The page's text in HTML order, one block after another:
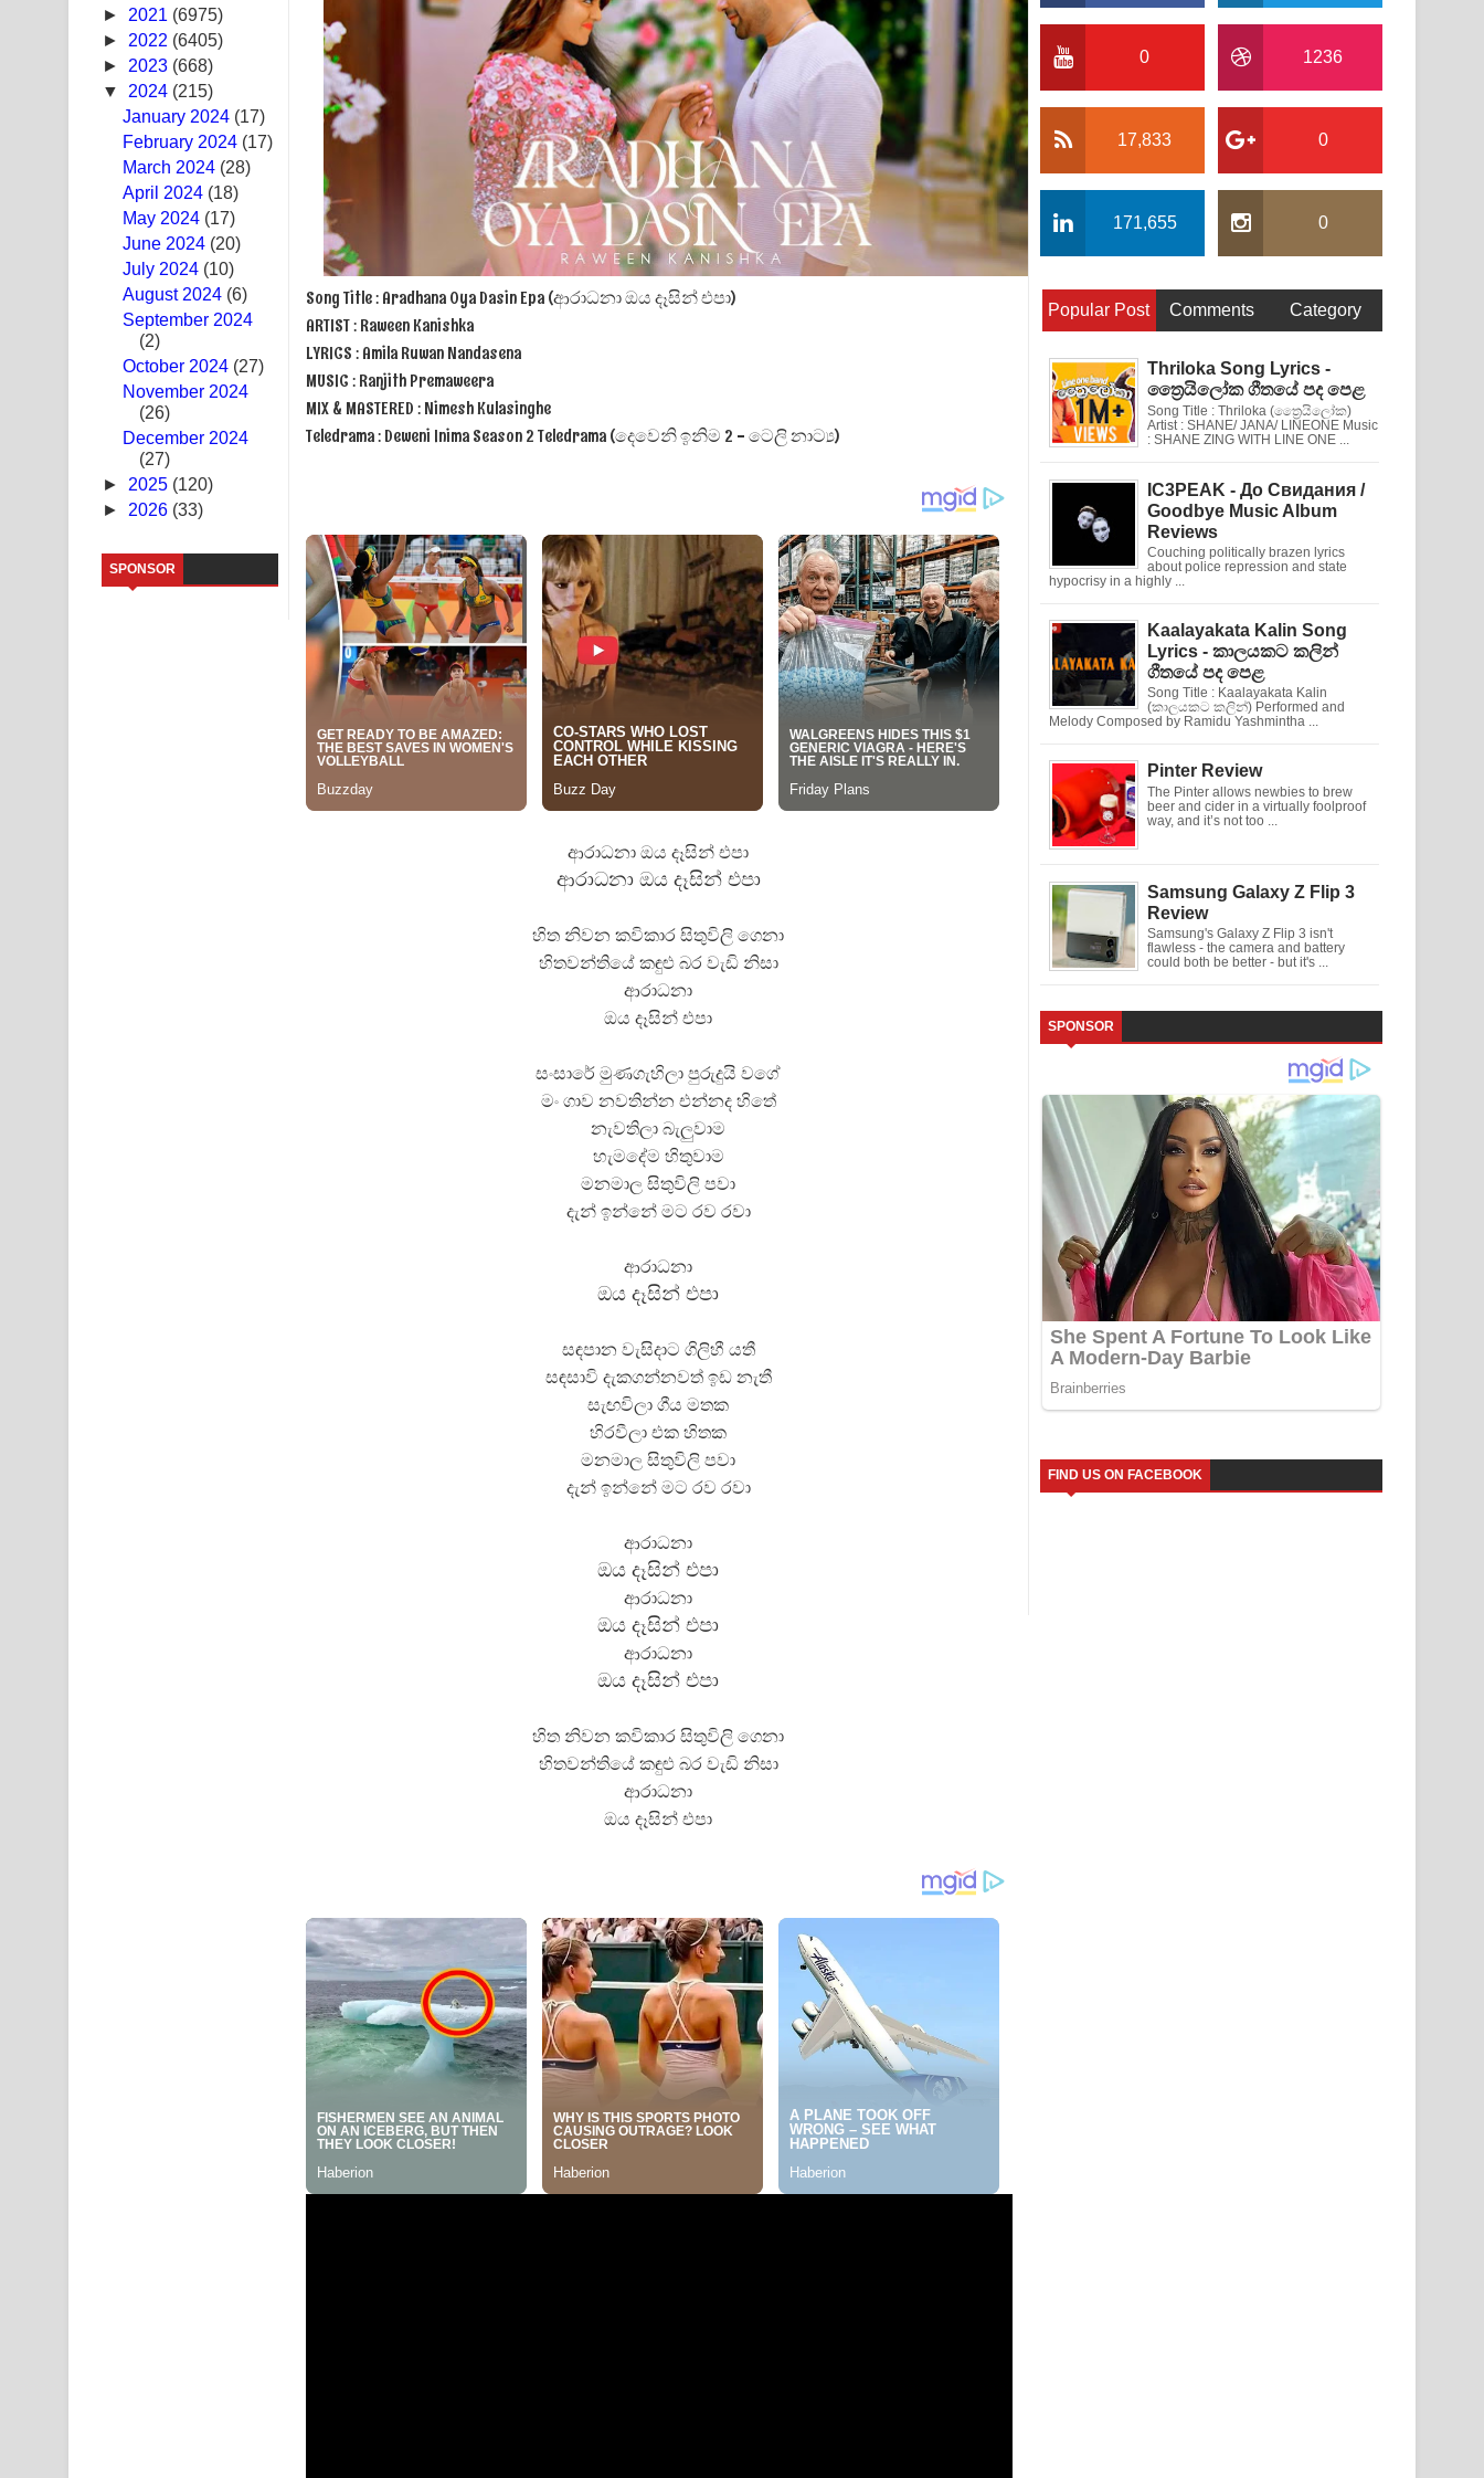
Ras Balan Song Lyrics - රැස් බලන් ගීතයේ පද පෙළ
Hoda sihiyen Song Lyrics - හොද සිහියෙන් ගීතයේ පද පෙළ
Awanken Song Lyrics - අවංකෙන් ගීතයේ පද පෙළ
Pa Sina Song Lyrics - පෑ සිනා ගීතයේ පද පෙළ
Pemwanthiye Song Lyrics - පෙම්වන්තියේ ගීතයේ පද පෙළ
Manobhawa Song Lyrics - මනෝභව ගීතයේ පද පෙළ
Akahe Indala Song Lyrics - ආකාහේ ඉඳලා ගීතයේ පද පෙළ
Raawaya Song Lyrics - රාවය ගීතයේ පද පෙළ
Saddeta Denna Song Lyrics - සද්දෙට දෙන්න ගීතයේ පද පෙළ
Kaalaya Song Lyrics - කාලය ගීතයේ පද පෙළ
Aramuna Song Lyrics - අරමුණ ගීතයේ පද පෙළ
Sandata Duka Hithila Song Lyrics - සඳට දුක හිතිලා ගීතයේ පද පෙළ
Sihina Song Lyrics - සිහින ගීතයේ පද පෙළ
Father Song Lyrics - ෆාදර් ගීතයේ පද පෙළ
Dannawada Mawa Song Lyrics - දන්නවාද මාව ගීතයේ පද පෙළ
Ahimi Wimai Himi Song Lyrics - අහිමි විමයි හිමි ගීතයේ පද පෙළ
Mathaka Parana Song Lyrics - මතක පාරනා ගීතයේ පද පෙළ
► 2021 (6975)
► 2022 (6405)
► 2023 (668)
▼ 2024 (215)
January 2024 (17)
February 2024 (17)
March 2024 (28)
April 2024 (18)
May 2024 (17)
June 2024 (20)
July 2024 (10)
August 2024 (6)
September 2024
(2)
October 2024 (27)
November 2024
(26)
December 2024
(27)
► 2025 (120)
► 2026 (33)
SPONSOR
Song Title : Aradhana Oya Dasin Epa (ආරාධනා ඔය දෑසින් එපා)
ARTIST : Raween Kanishka
LYRICS : Amila Ruwan Nandasena
MUSIC : Ranjith Premaweera
MIX & MASTERED : Nimesh Kulasinghe
Teledrama : Deweni Inima Season 2 Teledrama (දෙවෙනි ඉනිම 2 - ටෙලි නාට්‍ය)
ආරාධනා ඔය දෑසින් එපා
ආරාධනා ඔය දෑසින් එපා
හිත නිවන කවිකාර සිතුවිලි ගෙනා
හිතවන්තියේ කඳුළු බර වැඩි නිසා
ආරාධනා
ඔය දෑසින් එපා
සංසාරේ මුණගැහිලා පුරුදුයි වගේ
මං ගාව නවතින්න එන්නද හිතේ
නැවතිලා බැලුවාම
හැමදේම හිතුවාම
මනමාල සිතුවිලි පවා
දැන් ඉන්නේ මට රව රවා
ආරාධනා
ඔය දෑසින් එපා
සඳපාන වැසිදාට ගිලිහී යතී
සඳසාවි දැකගන්නවත් ඉඩ නැතී
සැඟවිලා ගීය මතක
හිරවීලා එක හිතක
මනමාල සිතුවිලි පවා
දැන් ඉන්නේ මට රව රවා
ආරාධනා
ඔය දෑසින් එපා
ආරාධනා
ඔය දෑසින් එපා
ආරාධනා
ඔය දෑසින් එපා
හිත නිවන කවිකාර සිතුවිලි ගෙනා
හිතවන්තියේ කඳුළු බර වැඩි නිසා
ආරාධනා
ඔය දෑසින් එපා
0 1236
17,833 0
171,655 0
Popular Post Comments Category
Thriloka Song Lyrics -
ත්‍රෛයිලෝක ගීතයේ පද පෙළ
Song Title : Thriloka (ත්‍රෛයිලෝක)
Artist : SHANE/ JANA/ LINEONE Music
: SHANE ZING WITH LINE ONE ...
IC3PEAK - До Свидания /
Goodbye Music Album
Reviews
Couching politically brazen lyrics
about police repression and state
hypocrisy in a highly ...
Kaalayakata Kalin Song
Lyrics - කාලයකට කලින්
ගීතයේ පද පෙළ
Song Title : Kaalayakata Kalin
(කාලයකට කලින්) Performed and
Melody Composed by Ramidu Yashmintha ...
Pinter Review
The Pinter allows newbies to brew
beer and cider in a virtually foolproof
way, and it’s not too ...
Samsung Galaxy Z Flip 3
Review
Samsung's Galaxy Z Flip 3 isn't
flawless - the camera and battery
could both be better - but it's ...
SPONSOR
FIND US ON FACEBOOK